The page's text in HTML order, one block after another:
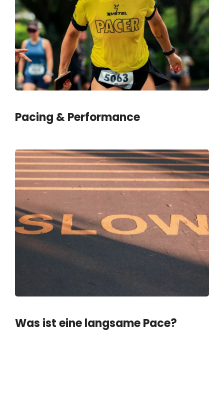
Pacing & Performance
Was ist eine langsame Pace?